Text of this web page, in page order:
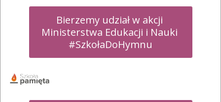
Bierzemy udział w akcji
Ministerstwa Edukacji i Nauki
#SzkołaDoHymnu